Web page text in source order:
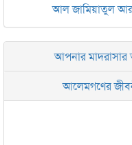
আল জামিয়াতুল
জামেয়া দারুল
ইসলামিক
জামেয়া
জামেয়া
আপনার মাদরাসার
আলেমগণের